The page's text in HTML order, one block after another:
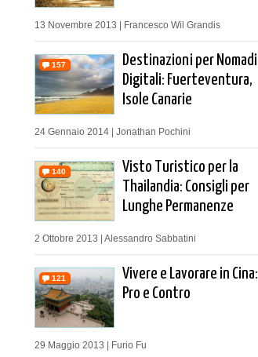
13 Novembre 2013 | Francesco Wil Grandis
157
Destinazioni per Nomadi
Digitali: Fuerteventura,
Isole Canarie
24 Gennaio 2014 | Jonathan Pochini
140
Visto Turistico per la
Thailandia: Consigli per
Lunghe Permanenze
2 Ottobre 2013 | Alessandro Sabbatini
121
Vivere e Lavorare in Cina:
Pro e Contro
29 Maggio 2013 | Furio Fu